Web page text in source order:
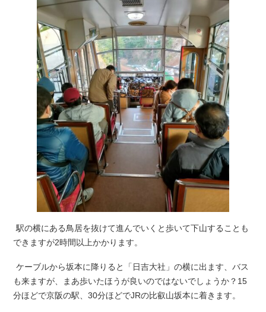
駅の横にある鳥居を抜けて進んでいくと歩いて下山することも
できますが2時間以上かかります。
ケーブルから坂本に降りると「日吉大社」の横に出ます、バス
も来ますが、まあ歩いたほうが良いのではないでしょうか？15
分ほどで京阪の駅、30分ほどでJRの比叡山坂本に着きます。